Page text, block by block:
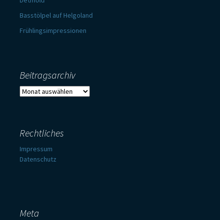
Basstölpel auf Helgoland
Frühlingsimpressionen
Beitragsarchiv
Beitragsarchiv
Rechtliches
Impressum
Datenschutz
Meta